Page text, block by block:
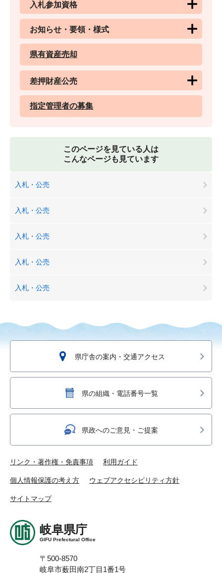
入札参加資格
お知らせ・要領・様式
県有資産売却
差押財産公売
指定管理者の募集
このページを見ている人は
こんなページも見ています
入札・公売
入札・公売
入札・公売
入札・公売
入札・公売
県庁舎の案内・交通アクセス
県の組織・電話番号一覧
県政へのご意見・ご提案
リンク・著作権・免責事項 利用ガイド
個人情報保護の考え方 ウェブアクセシビリティ方針
サイトマップ
岐阜県庁
GIFU Prefectural Office
〒500-8570
岐阜市薮田南2丁目1番1号